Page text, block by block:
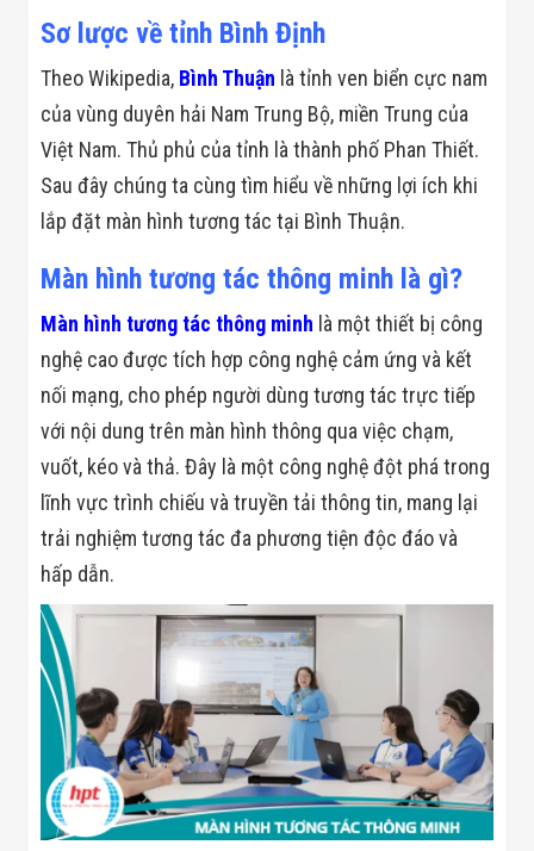
Kiện Điện Tử
Giải Pháp Thiết
Bị Ngành Giáo
Dục
Bị Ngành Bán
Giải Pháp
Ngành Công An
Giải Pháp Bãi
Giữ Xe Thông
Minh
Sản Phẩm
THIẾT BỊ AN
NINH
Camera Thông
Cổng Từ Siêu
Thị
Máy Dò Tìm
Camera Đo
Thân Nhiệt
THIẾT BỊ
CHUYÊN
DỤNG
Máy Dò Tạp
Chất
Sơ lược về tỉnh Bình Định
Theo Wikipedia, Bình Thuận là tỉnh ven biển cực nam
của vùng duyên hải Nam Trung Bộ, miền Trung của
Việt Nam. Thủ phủ của tỉnh là thành phố Phan Thiết.
Sau đây chúng ta cùng tìm hiểu về những lợi ích khi
lắp đặt màn hình tương tác tại Bình Thuận.
Màn hình tương tác thông minh là gì?
Màn hình tương tác thông minh là một thiết bị công
nghệ cao được tích hợp công nghệ cảm ứng và kết
nối mạng, cho phép người dùng tương tác trực tiếp
với nội dung trên màn hình thông qua việc chạm,
vuốt, kéo và thả. Đây là một công nghệ đột phá trong
lĩnh vực trình chiếu và truyền tải thông tin, mang lại
trải nghiệm tương tác đa phương tiện độc đáo và
hấp dẫn.